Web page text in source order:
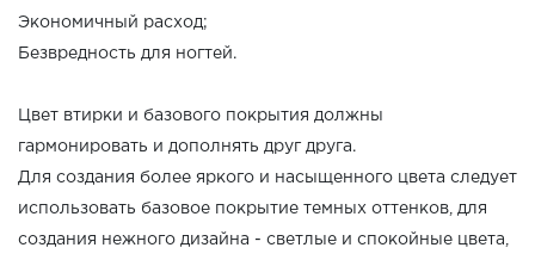
Экономичный расход;
Безвредность для ногтей.
Цвет втирки и базового покрытия должны
гармонировать и дополнять друг друга.
Для создания более яркого и насыщенного цвета следует
использовать базовое покрытие темных оттенков, для
создания нежного дизайна - светлые и спокойные цвета,